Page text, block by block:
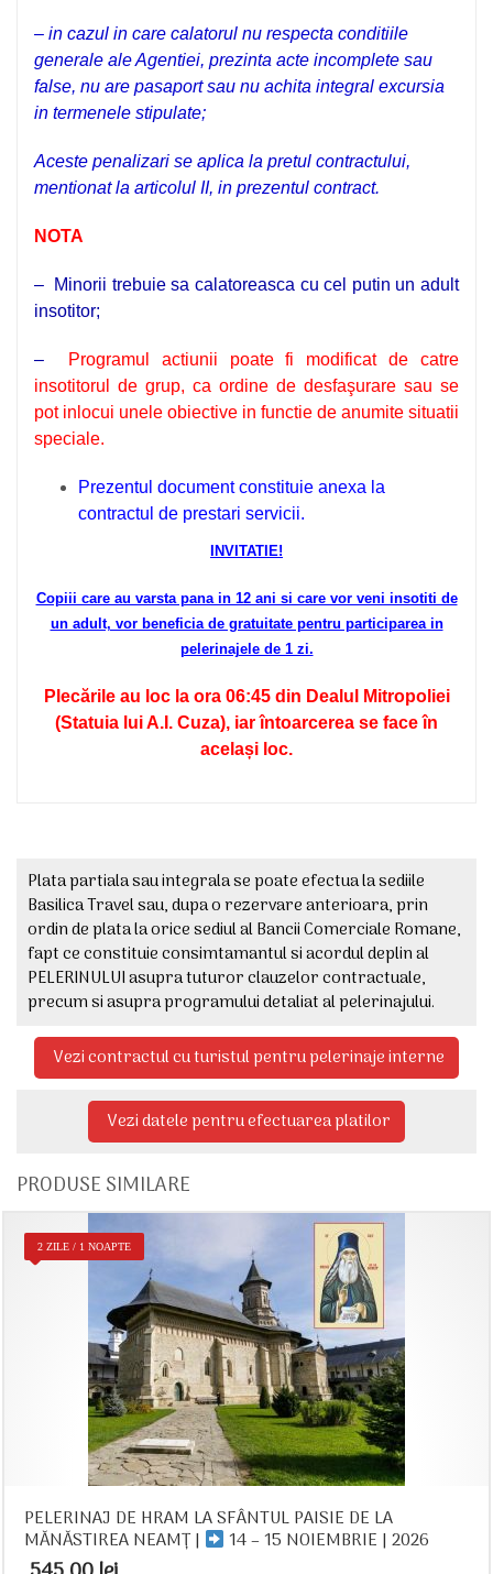
– in cazul in care calatorul nu respecta conditiile
generale ale Agentiei, prezinta acte incomplete sau
false, nu are pasaport sau nu achita integral excursia
in termenele stipulate;
Aceste penalizari se aplica la pretul contractului,
mentionat la articolul II, in prezentul contract.
NOTA
– Minorii trebuie sa calatoreasca cu cel putin un adult
insotitor;
–
Programul actiunii poate fi modificat de catre
insotitorul de grup, ca ordine de desfaşurare sau se
pot inlocui unele obiective in functie de anumite situatii
speciale.
Prezentul document constituie anexa la
contractul de prestari servicii.
INVITATIE!
Copiii care au varsta pana in 12 ani si care vor veni insotiti de
un adult, vor beneficia de gratuitate pentru participarea in
pelerinajele de 1 zi.
Plecările au loc la ora 06:45 din Dealul Mitropoliei
(Statuia lui A.I. Cuza), iar întoarcerea se face în
același loc.
Plata partiala sau integrala se poate efectua la sediile
Basilica Travel sau, dupa o rezervare anterioara, prin
ordin de plata la orice sediul al Bancii Comerciale Romane,
fapt ce constituie consimtamantul si acordul deplin al
PELERINULUI asupra tuturor clauzelor contractuale,
precum si asupra programului detaliat al pelerinajului.
Vezi contractul cu turistul pentru pelerinaje interne
Vezi datele pentru efectuarea platilor
PRODUSE SIMILARE
2 ZILE / 1 NOAPTE
PELERINAJ DE HRAM LA SFÂNTUL PAISIE DE LA
MĂNĂSTIREA NEAMȚ | 14 – 15 NOIEMBRIE | 2026